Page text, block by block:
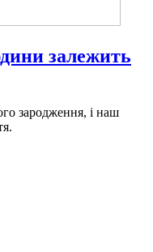
залежить
зародження, і наш